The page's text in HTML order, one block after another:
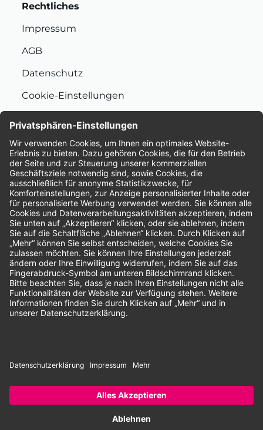
Rechtliches
Impressum
AGB
Datenschutz
Cookie-Einstellungen
Bewertungen
Unsere Zahlungsarten:
Rechnung SEPA-Lastschrift Vorkasse